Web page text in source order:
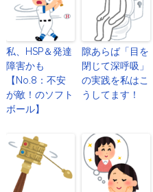
私、HSP＆発達
障害かも
【No.8：不安
が敵！のソフト
ボール】
隙あらば「目を
閉じて深呼吸」
の実践を私はこ
うしてます！